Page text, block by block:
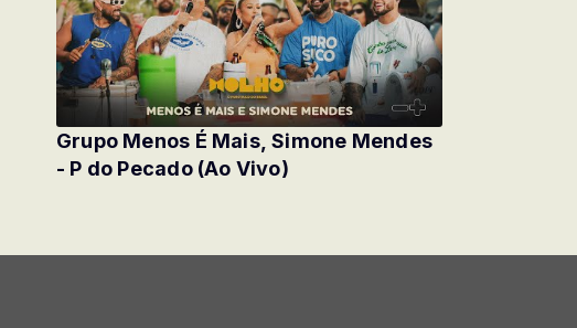
Grupo Menos É Mais, Simone Mendes
- P do Pecado (Ao Vivo)